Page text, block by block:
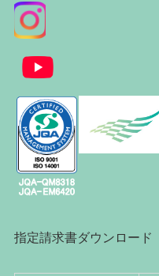
指定請求書ダウンロード